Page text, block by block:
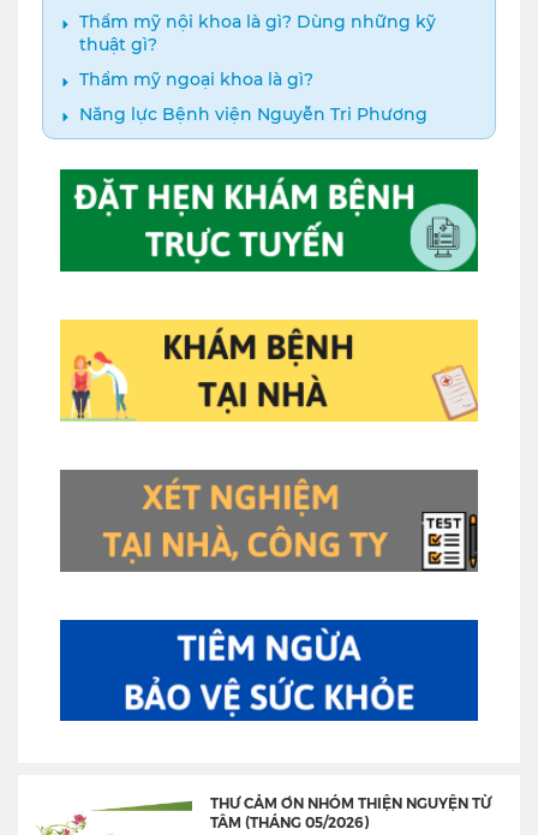
Thẩm mỹ nội khoa là gì? Dùng những kỹ
thuật gì?
Thẩm mỹ ngoại khoa là gì?
Năng lực Bệnh viện Nguyễn Tri Phương
THƯ CẢM ƠN NHÓM THIỆN NGUYỆN TỪ
TÂM (THÁNG 05/2026)